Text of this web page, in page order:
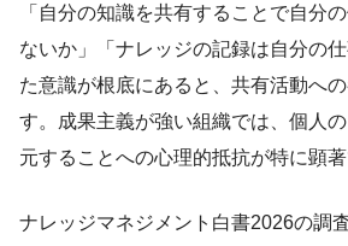
「自分の知識を共有することで自分
ないか」「ナレッジの記録は自分の
た意識が根底にあると、共有活動へ
す。成果主義が強い組織では、個人
元することへの心理的抵抗が特に顕著
ナレッジマネジメント白書2026の調